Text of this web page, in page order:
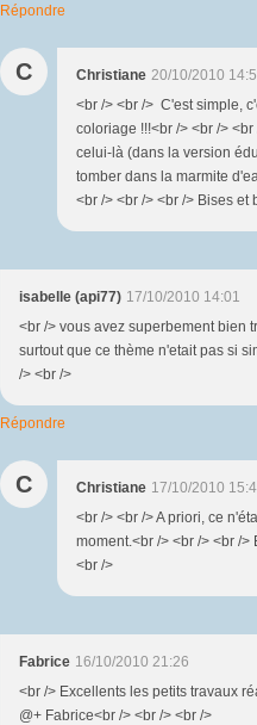
Répondre
C Christiane 20/10/2010
<br /> <br /> C'est simple,
coloriage !!!<br /> <br />
celui-là (dans la version
tomber dans la marmite
<br /> <br /> <br /> Bises et
isabelle (api77) 17/10/2010 14:01
<br /> vous avez superbement bien
surtout que ce thème n'etait pas si
/> <br />
Répondre
C Christiane 17/10/2010
<br /> <br /> A priori, ce
moment.<br /> <br /> <br />
<br />
Fabrice 16/10/2010 21:26
<br /> Excellents les petits travaux
@+ Fabrice<br /> <br /> <br />